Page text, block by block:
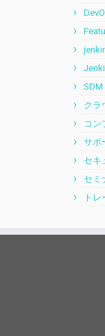
SDM
クラ
コン
サポ
セキ
セミ
ト